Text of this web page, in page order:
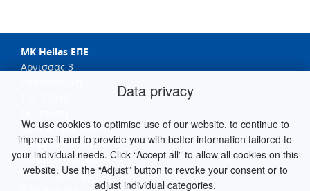
Data privacy
We use cookies to optimise use of our website, to continue to
improve it and to provide you with better information tailored to
your individual needs. Click “Accept all” to allow all cookies on this
website. Use the “Adjust” button to revoke your consent or to
adjust individual categories.
MK Hellas ΕΠΕ
Αρνισσας 3
Όροι & προϋποθέσει
Απόρρητο δεδομένων
Πολιτική ακύρωσης
Cookie Settings